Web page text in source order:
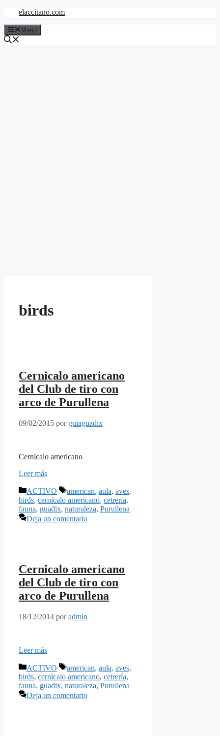
Saltar
contenido
elaccitano.com
Menú
birds
Cernicalo americano
del Club de tiro con
arco de Purullena
09/02/2015 por guiaguadix
Cernicalo americano
Leer más
Categorías
ACTIVO Etiquetas
american, aula, aves,
birds, cernícalo americano, cetrería,
fauna, guadix, naturaleza, Purullena
Deja un comentario
Cernicalo americano
del Club de tiro con
arco de Purullena
18/12/2014 poradmin
Leer más
Categorías
ACTIVO Etiquetas
american, aula, aves,
birds, cernícalo americano, cetrería,
fauna, guadix, naturaleza, Purullena
Deja un comentario